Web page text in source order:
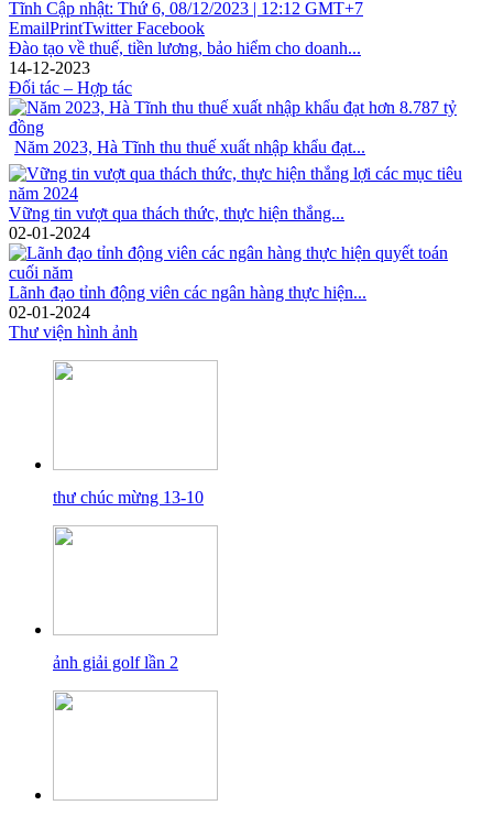
Đào tạo về thuế, tiền lương, bảo hiểm cho doanh...
14-12-2023
Đối tác – Hợp tác
Năm 2023, Hà Tĩnh thu thuế xuất nhập khẩu đạt...
Vững tin vượt qua thách thức, thực hiện thắng...
02-01-2024
Lãnh đạo tỉnh động viên các ngân hàng thực hiện...
02-01-2024
Thư viện hình ảnh
thư chúc mừng 13-10
ảnh giải golf lần 2